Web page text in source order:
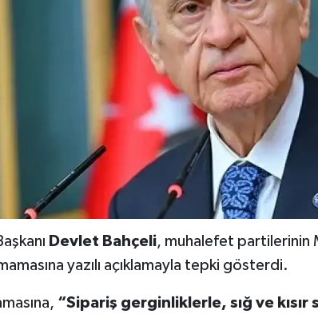
Devlet Bahçeli, muhalefet partilerinin
yazılı açıklamayla tepki gösterdi.
“Sipariş gerginliklerle, sığ ve kısır